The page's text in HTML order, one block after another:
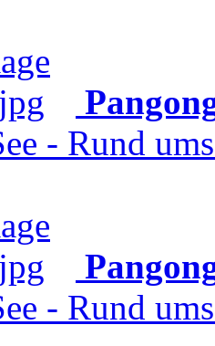
- Rund
- Rund